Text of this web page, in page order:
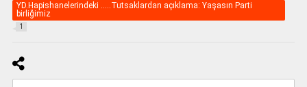
YD.Hapishanelerindeki .....Tutsaklardan açıklama: Yaşasın Parti
birliğimiz
1